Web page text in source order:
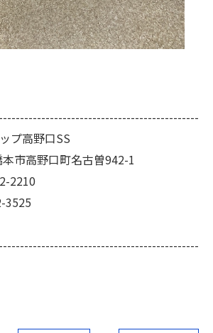
プ高野口SS
市高野口町名古曽942-1
2210
3525